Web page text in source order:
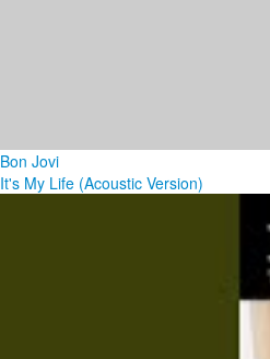
Bon Jovi
It's My Life (Acoustic Version)